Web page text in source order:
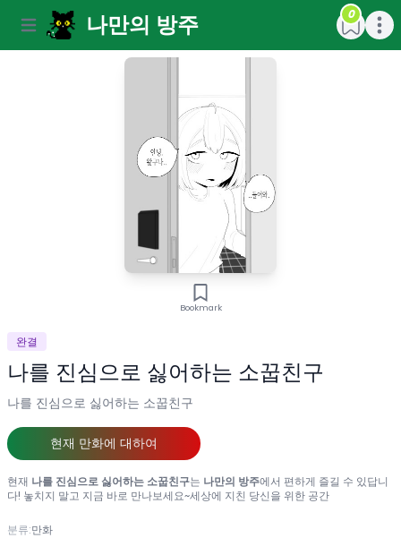
Open main menu나만의 방주 Open
0
Bookmark
완결
나를 진심으로 싫어하는 소꿉친구
나를 진심으로 싫어하는 소꿉친구
현재 만화에 대하여
현재 나를 진심으로 싫어하는 소꿉친구는 나만의 방주에서 편하게 즐길 수 있답니
다! 놓치지 말고 지금 바로 만나보세요~세상에 지친 당신을 위한 공간
분류:만화